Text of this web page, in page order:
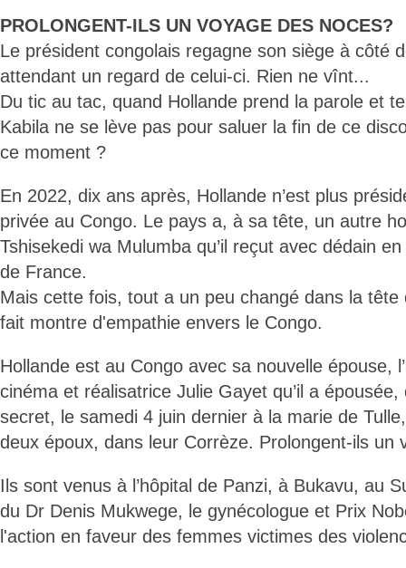
PROLONGENT-ILS UN VOYAGE DES NOCES?
Le président congolais regagne son siège à côté
attendant un regard de celui-ci. Rien ne vînt...
Du tic au tac, quand Hollande prend la parole et
Kabila ne se lève pas pour saluer la fin de ce
ce moment ?
En 2022, dix ans après, Hollande n’est plus
privée au Congo. Le pays a, à sa tête, un autre
Tshisekedi wa Mulumba qu’il reçut avec dédain
de France.
Mais cette fois, tout a un peu changé dans la tête
fait montre d'empathie envers le Congo.
Hollande est au Congo avec sa nouvelle épouse,
cinéma et réalisatrice Julie Gayet qu’il a
secret, le samedi 4 juin dernier à la marie de
deux époux, dans leur Corrèze. Prolongent-ils un
Ils sont venus à l’hôpital de Panzi, à Bukavu, au
du Dr Denis Mukwege, le gynécologue et Prix
l'action en faveur des femmes victimes des